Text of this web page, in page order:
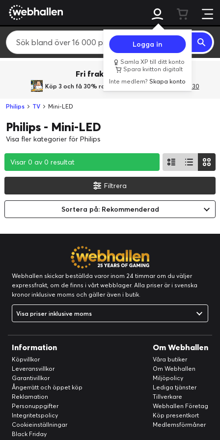
Logga in
Samla XP till ditt konto
Spara kvitton digitalt
Inte medlem?Skapa konto
Fri frakt över 800 kr.
Köp 3 och få 30% rabatt med rabattkoden 3Gives30
Philips TV Mini-LED
Philips - Mini-LED
Visa fler kategorier för Philips
Visar 0 av 0 resultat
Visar 0 av 0 resultat
Visar 0 av 0 resultat
Filtrera
Sortera på: Rekommenderad
Webhallen skickar beställda varor inom 24 timmar om du väljer
expressfrakt, om de finns i vårt webblager. Alla priser är i svenska
kronor inklusive moms och gäller även i butik.
Visa priser inklusive moms
Information
Köpvillkor
Leveransvillkor
Garantivillkor
Ångerrätt och öppet köp
Reklamation
Personuppgifter
Integritetspolicy
Cookieinställningar
Black Friday
Om Webhallen
Våra butiker
Om Webhallen
Miljöpolicy
Lediga tjänster
Tillverkare
Webhallen Företag
Köp presentkort
Medlemsförmåner